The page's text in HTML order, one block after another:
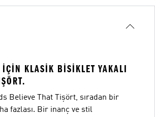
KLASIK BISIKLET YAKALI
Believe That Tişört, sıradan bir
fazlası. Bir inanç ve stil